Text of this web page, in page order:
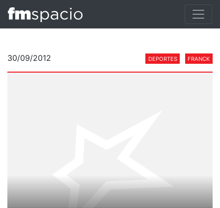
30/09/2012 DEPORTES FRANCK